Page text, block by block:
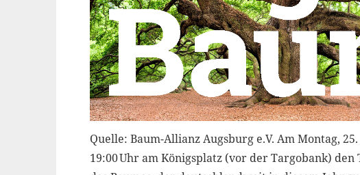
Quelle: Baum-Allianz Augsburg e.V. Am Montag,
19:00 Uhr am Königsplatz (vor der Targobank) den